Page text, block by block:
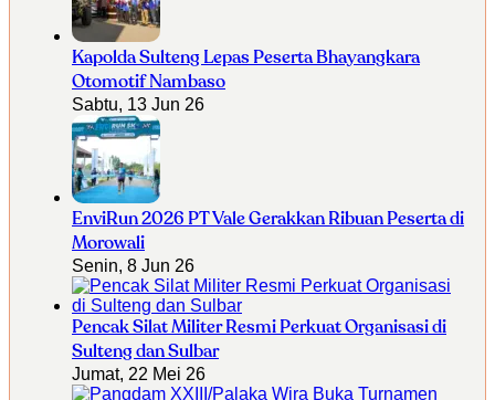
Kapolda Sulteng Lepas Peserta Bhayangkara
Otomotif Nambaso
Sabtu, 13 Jun 26
EnviRun 2026 PT Vale Gerakkan Ribuan Peserta di
Morowali
Senin, 8 Jun 26
Pencak Silat Militer Resmi Perkuat Organisasi di
Sulteng dan Sulbar
Jumat, 22 Mei 26